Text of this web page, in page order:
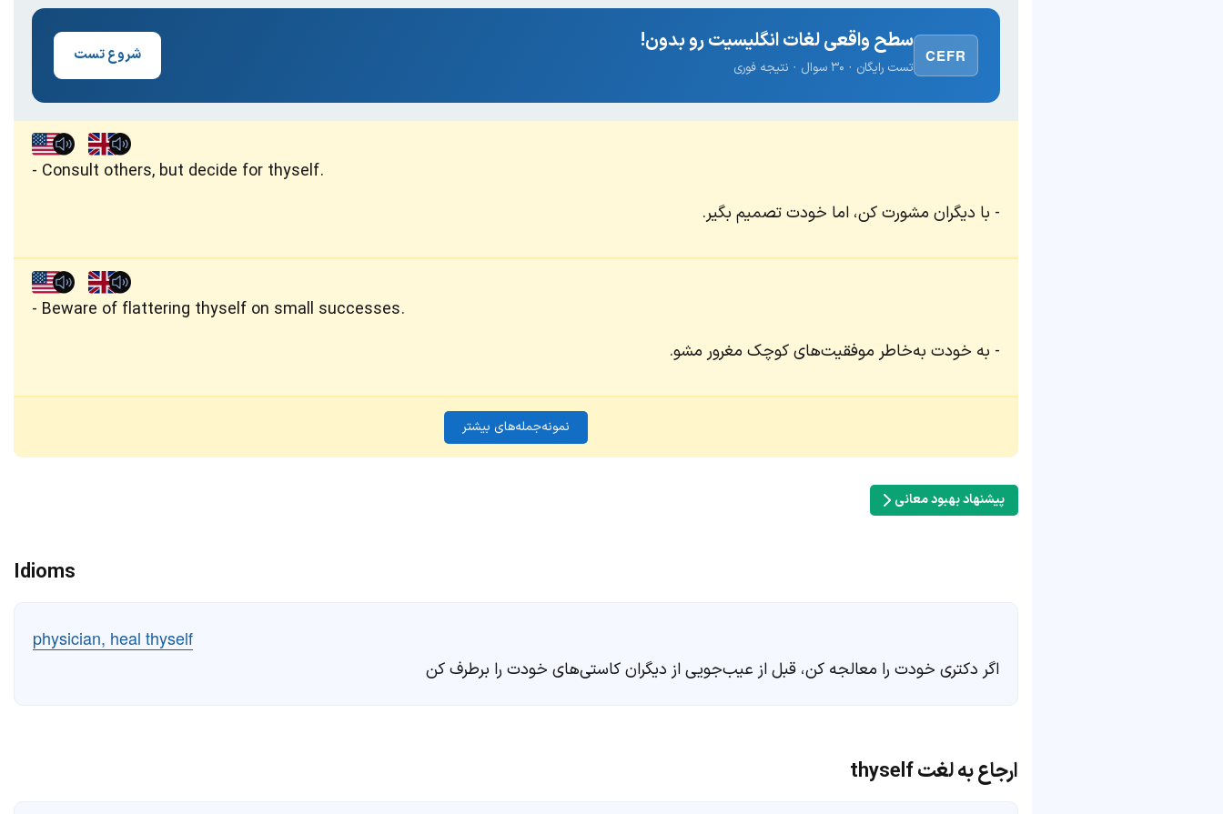
CEFR
سطح واقعی لغات انگلیسیت رو بدون!
تست رایگان · ۳۰ سوال · نتیجه فوری
شروع تست
Consult others, but decide for thyself.
با دیگران مشورت کن، اما خودت تصمیم بگیر.
Beware of flattering thyself on small successes.
به خودت به‌خاطر موفقیت‌های کوچک مغرور مشو.
نمونه‌جمله‌های بیشتر
پیشنهاد بهبود معانی
Idioms
physician, heal thyself
اگر دکتری خودت را معالجه کن، قبل از عیب‌جویی از دیگران کاستی‌های خودت را برطرف کن
ارجاع به لغت thyself